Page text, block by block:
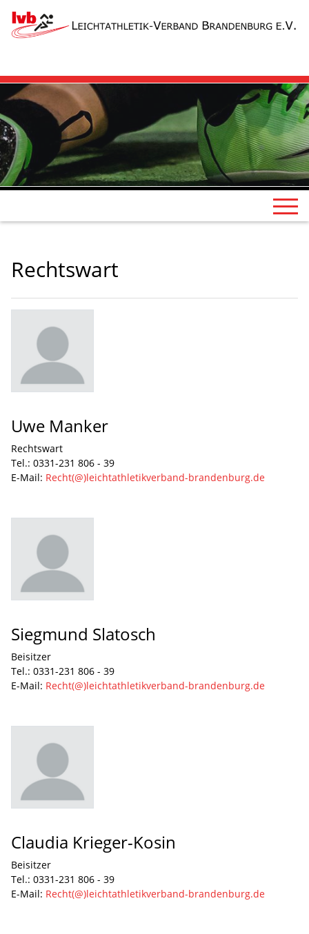
Rechtswart
Uwe Manker
Rechtswart
Tel.: 0331-231 806 - 39
E-Mail: Recht(@)leichtathletikverband-brandenburg.de
Siegmund Slatosch
Beisitzer
Tel.: 0331-231 806 - 39
E-Mail: Recht(@)leichtathletikverband-brandenburg.de
Claudia Krieger-Kosin
Beisitzer
Tel.: 0331-231 806 - 39
E-Mail: Recht(@)leichtathletikverband-brandenburg.de